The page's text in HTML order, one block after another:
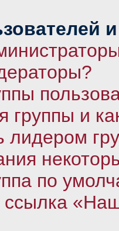
группы и
лидером
по
ссылка